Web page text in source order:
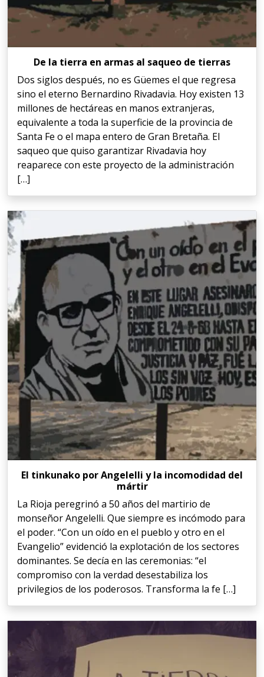
De la tierra en armas al saqueo de tierras
Dos siglos después, no es Güemes el que regresa
sino el eterno Bernardino Rivadavia. Hoy existen 13
millones de hectáreas en manos extranjeras,
equivalente a toda la superficie de la provincia de
Santa Fe o el mapa entero de Gran Bretaña. El
saqueo que quiso garantizar Rivadavia hoy
reaparece con este proyecto de la administración
[…]
El tinkunako por Angelelli y la incomodidad del
mártir
La Rioja peregrinó a 50 años del martirio de
monseñor Angelelli. Que siempre es incómodo para
el poder. “Con un oído en el pueblo y otro en el
Evangelio” evidenció la explotación de los sectores
dominantes. Se decía en las ceremonias: “el
compromiso con la verdad desestabiliza los
privilegios de los poderosos. Transforma la fe […]